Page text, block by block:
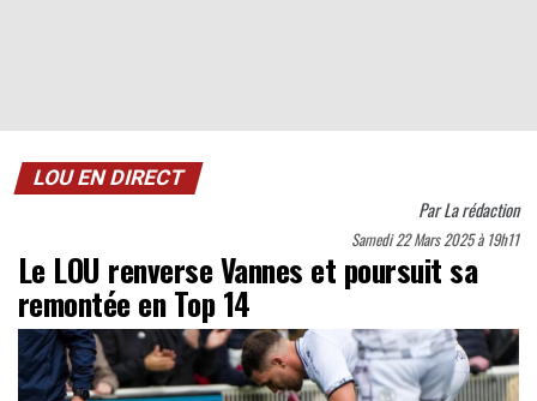
LOU EN DIRECT
ParLa rédaction
Samedi 22 Mars 2025 à 19h11
Le LOU renverse Vannes et poursuit sa
remontée en Top 14